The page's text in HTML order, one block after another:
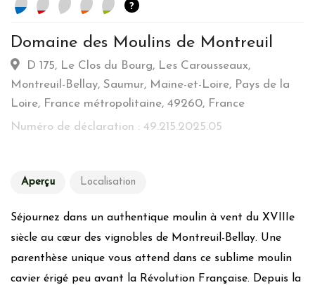
?
Habitation
Type d’hebergement :
Atypique: Cabane - Roulotte -
Commune :Ville
Energie
Matériaux de construction locaux
Peintures et enduits naturels
Utilisation de lampes à économie d’énergie/led
Domaine des Moulins de Montreuil
D 175, Le Clos du Bourg, Les Carousseaux,
Montreuil-Bellay, Saumur, Maine-et-Loire, Pays de la
Loire, France métropolitaine, 49260, France
Numéro de déclaration : 49.215.2025.05
Aperçu Localisation
Séjournez dans un authentique moulin à vent du XVIIIe
siècle au cœur des vignobles de Montreuil-Bellay. Une
parenthèse unique vous attend dans ce sublime moulin
cavier érigé peu avant la Révolution Française. Depuis la